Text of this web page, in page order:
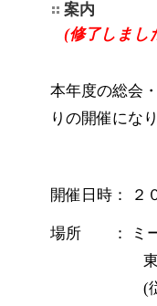
案内
(修了しまし
本年度の総会
りの開催にな
開催日時： ２
場所 ： ミー
東京都港
(従来の会